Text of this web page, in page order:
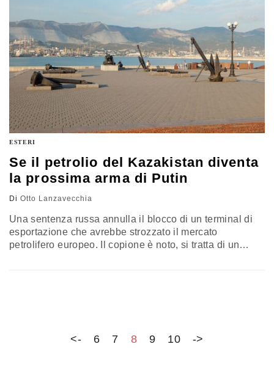
ESTERI
Se il petrolio del Kazakistan diventa
la prossima arma di Putin
Di Otto Lanzavecchia
Una sentenza russa annulla il blocco di un terminal di
esportazione che avrebbe strozzato il mercato
petrolifero europeo. Il copione è noto, si tratta di un
<- 6 7 8 9 10 ->